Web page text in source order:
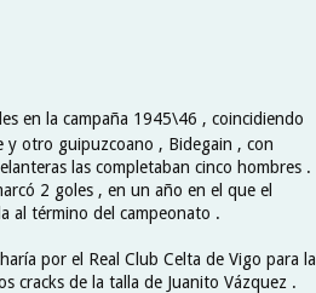
en la campaña 1945\46 , coincidiendo
y otro guipuzcoano , Bidegain , con
las completaban cinco hombres .
2 goles , en un año en el que el
al término del campeonato .
por el Real Club Celta de Vigo para la
cracks de la talla de Juanito Vázquez .